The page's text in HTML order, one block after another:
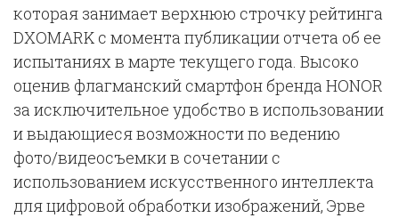
которая занимает верхнюю строчку рейтинга
DXOMARK с момента публикации отчета об ее
испытаниях в марте текущего года. Высоко
оценив флагманский смартфон бренда HONOR
за исключительное удобство в использовании
и выдающиеся возможности по ведению
фото/видеосъемки в сочетании с
использованием искусственного интеллекта
для цифровой обработки изображений, Эрве